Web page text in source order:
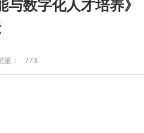
与数字化人才培养》
量： 773